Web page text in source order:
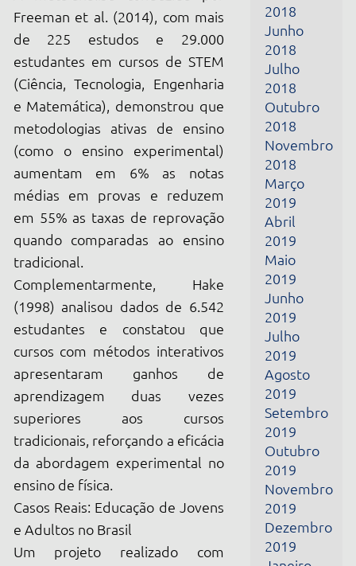
metodologias ativas de ensino
(como o ensino experimental)
aumentam em 6% as notas
médias em provas e reduzem
em 55% as taxas de reprovação
quando comparadas ao ensino
tradicional.
Complementarmente, Hake
(1998) analisou dados de 6.542
estudantes e constatou que
cursos com métodos interativos
apresentaram ganhos de
aprendizagem duas vezes
superiores aos cursos
tradicionais, reforçando a eficácia
da abordagem experimental no
ensino de física.
Casos Reais: Educação de Jovens
e Adultos no Brasil
Um projeto realizado com
turmas da EJA no Acre
demonstrou que a inclusão de
práticas experimentais em
disciplinas como Óptica,
melhorou significativamente o
engajamento e a retenção dos
estudantes. Questionários
2018
Novembro
2018
Março
2019
Abril
2019
Maio
2019
Junho
2019
Julho
2019
Agosto
2019
Setembro
2019
Outubro
2019
Novembro
2019
Dezembro
2019
Janeiro
2020
Fevereiro
2020
Março
2020
Abril
2020
Maio